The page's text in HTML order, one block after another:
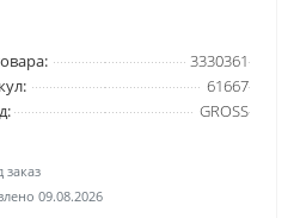
3330361
61667
GROSS
заказ
09.08.2026